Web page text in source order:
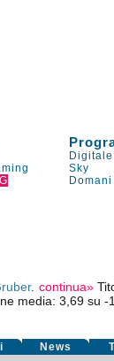
Sky
. continua»
media: 3,69 su -1
News